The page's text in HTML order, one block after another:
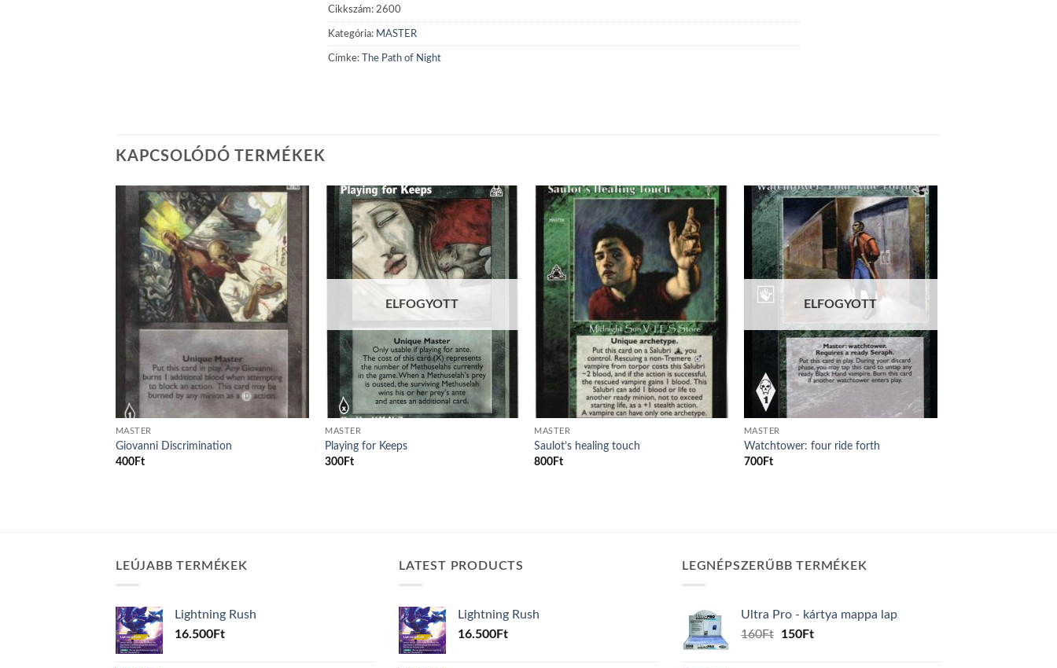
Cikkszám: 2600
Kategória: MASTER
Címke: The Path of Night
KAPCSOLÓDÓ TERMÉKEK
Add to
wishlist
MASTER
Giovanni Discrimination
400Ft
Add to
wishlist
ELFOGYOTT
MASTER
Playing for Keeps
300 Ft
Add to
wishlist
MASTER
Saulot’s healing touch
800 Ft
Add to
wishlist
ELFOGYOTT
MASTER
Watchtower: four ride forth
700Ft
LEÚJABB TERMÉKEK
Lightning Rush
16.500Ft
LATEST PRODUCTS
Lightning Rush
16.500Ft
LEGNÉPSZERŰBB TERMÉKEK
Ultra Pro - kártya mappa lap
160Ft
Original
150FtCurrent